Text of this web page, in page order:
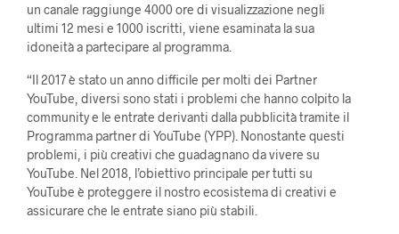
un canale raggiunge 4000 ore di visualizzazione negli
ultimi 12 mesi e 1000 iscritti, viene esaminata la sua
idoneità a partecipare al programma.
“Il 2017 è stato un anno difficile per molti dei Partner
YouTube, diversi sono stati i problemi che hanno colpito la
community e le entrate derivanti dalla pubblicità tramite il
Programma partner di YouTube (YPP). Nonostante questi
problemi, i più creativi che guadagnano da vivere su
YouTube. Nel 2018, l’obiettivo principale per tutti su
YouTube è proteggere il nostro ecosistema di creativi e
assicurare che le entrate siano più stabili.